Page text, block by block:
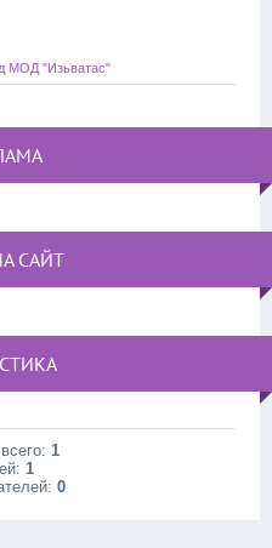
МОД "Изьватас"
САЙТ
1
1
0